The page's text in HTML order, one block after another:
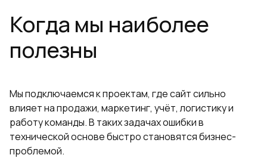
Когда мы наиболее
полезны
Мы подключаемся к проектам, где сайт сильно
влияет на продажи, маркетинг, учёт, логистику и
работу команды. В таких задачах ошибки в
технической основе быстро становятся бизнес-
проблемой.